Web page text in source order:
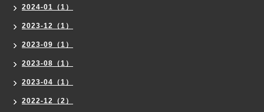
2024-01（1）
2023-12（1）
2023-09（1）
2023-08（1）
2023-04（1）
2022-12（2）